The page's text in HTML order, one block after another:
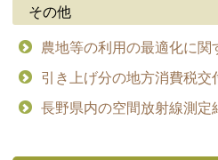
その他
農地等の利用の最適化に関
引き上げ分の地方消費税交
長野県内の空間放射線測定